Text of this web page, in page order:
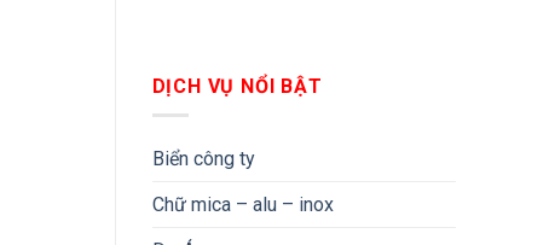
DỊCH VỤ NỔI BẬT
Biển công ty
Chữ mica – alu – inox